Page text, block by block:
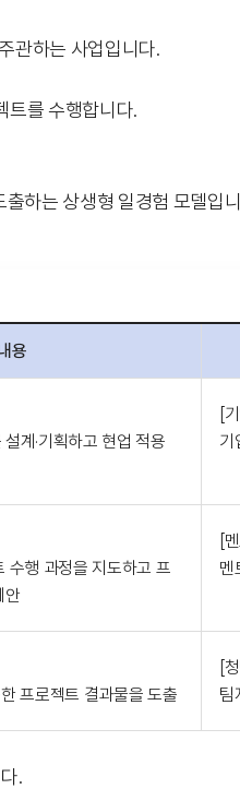
관하는 사업입니다.
트를 수행합니다.
하는 상생형 일경험 모델입
용
계·기획하고 현업 적용
[
기
수행 과정을 지도하고 프
안
[
멘
프로젝트 결과물을 도출
[
팀
.